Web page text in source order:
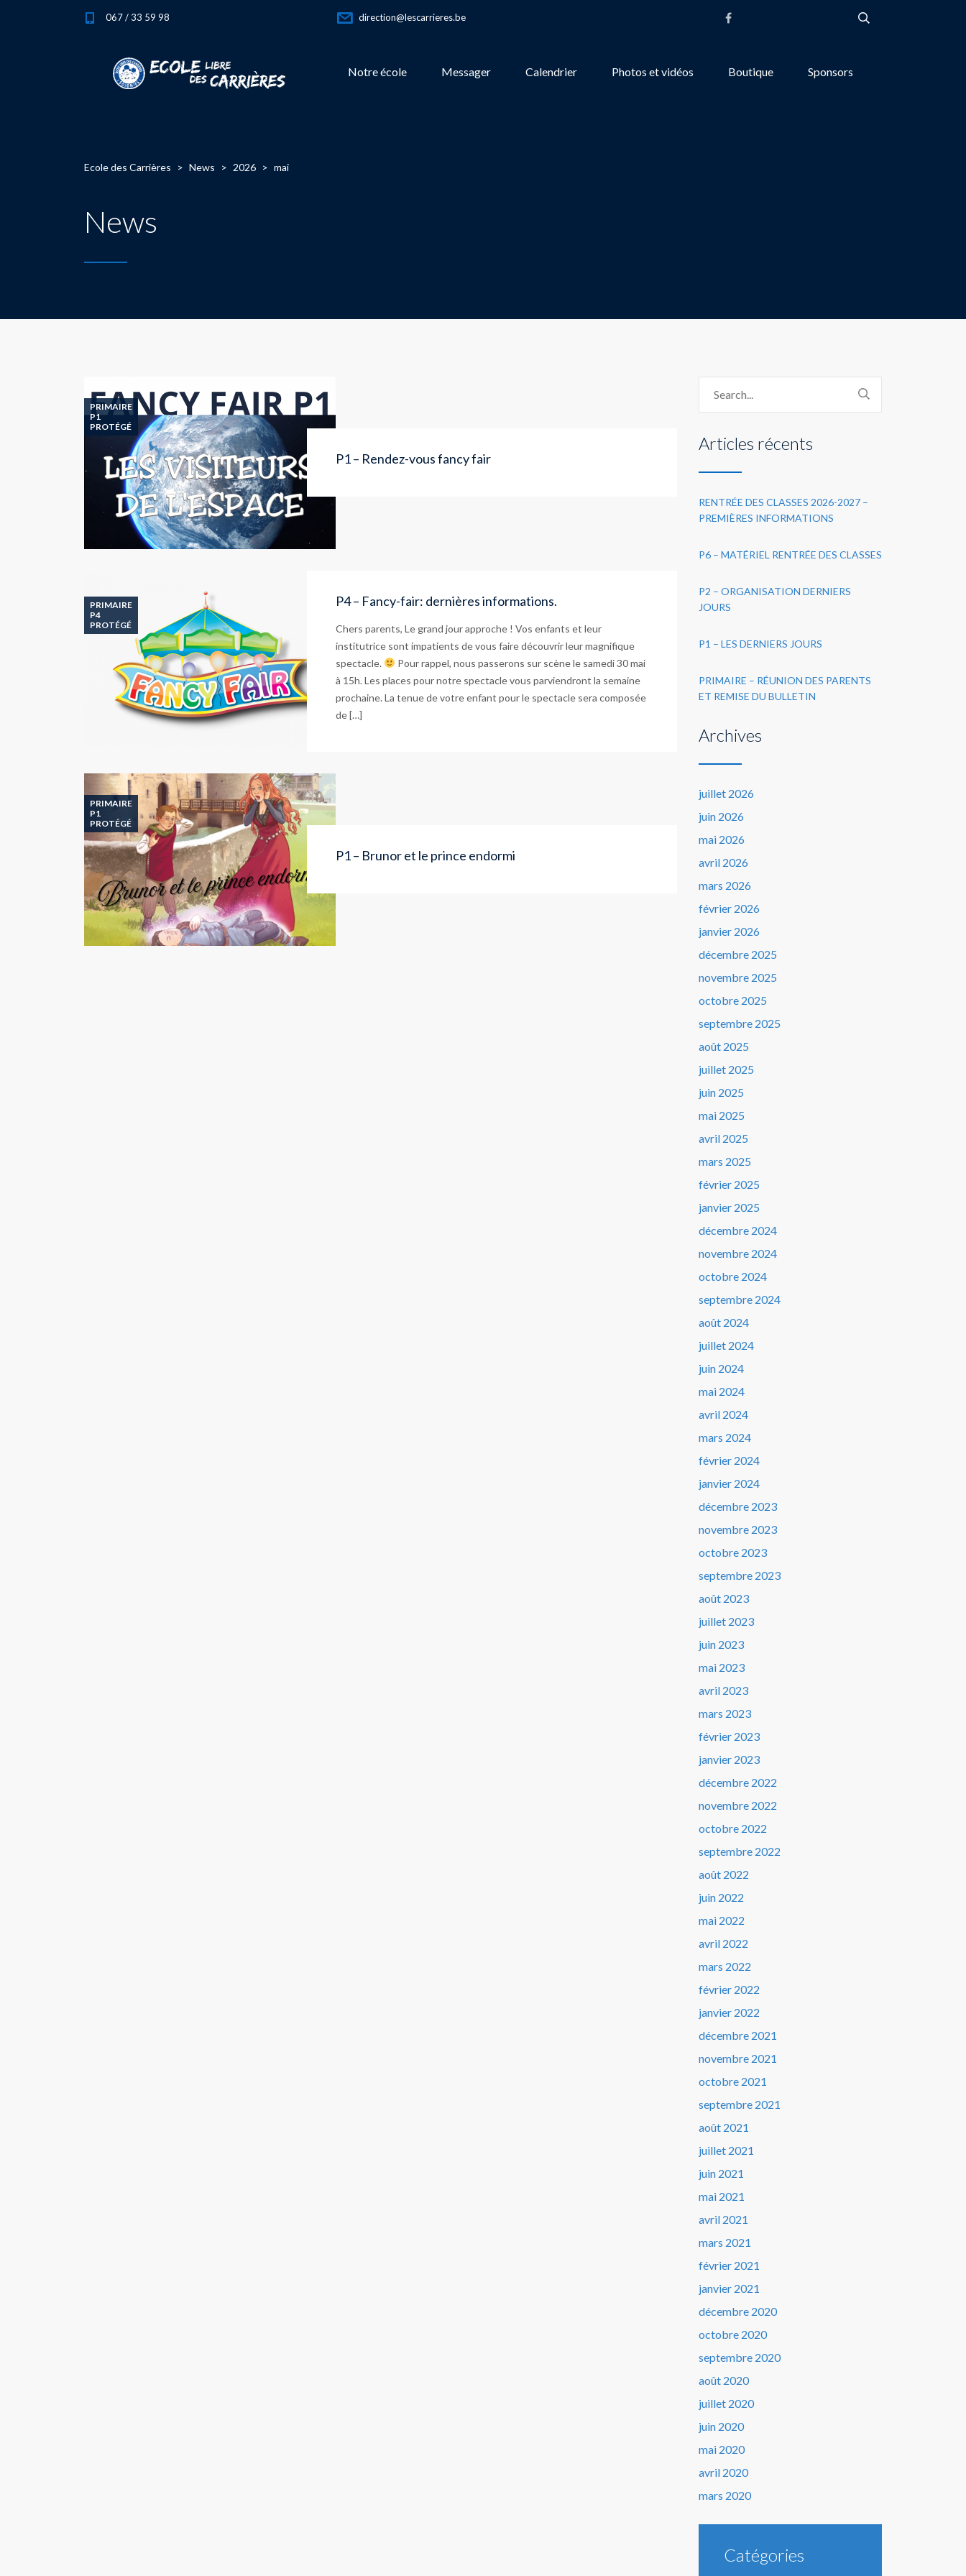
067 / 33 59 98 direction@lescarrieres.be
Notre école Messager Calendrier Photos et vidéos Boutique Sponsors
Ecole des Carrières > News > 2026 > mai
News
PRIMAIRE
P1
PROTÉGÉ
P1 – Rendez-vous fancy fair
PRIMAIRE
P4
PROTÉGÉ
P4 – Fancy-fair: dernières informations.
Chers parents, Le grand jour approche ! Vos enfants et leur
institutrice sont impatients de vous faire découvrir leur magnifique
spectacle.
Pour rappel, nous passerons sur scène le samedi 30 mai
à 15h. Les places pour notre spectacle vous parviendront la semaine
prochaine. La tenue de votre enfant pour le spectacle sera composée
de […]
PRIMAIRE
P1
PROTÉGÉ
P1 – Brunor et le prince endormi
Articles récents
RENTRÉE DES CLASSES 2026-2027 –
PREMIÈRES INFORMATIONS
P6 – MATÉRIEL RENTRÉE DES CLASSES
P2 – ORGANISATION DERNIERS
JOURS
P1 – LES DERNIERS JOURS
PRIMAIRE – RÉUNION DES PARENTS
ET REMISE DU BULLETIN
Archives
juillet 2026
juin 2026
mai 2026
avril 2026
mars 2026
février 2026
janvier 2026
décembre 2025
novembre 2025
octobre 2025
septembre 2025
août 2025
juillet 2025
juin 2025
mai 2025
avril 2025
mars 2025
février 2025
janvier 2025
décembre 2024
novembre 2024
octobre 2024
septembre 2024
août 2024
juillet 2024
juin 2024
mai 2024
avril 2024
mars 2024
février 2024
janvier 2024
décembre 2023
novembre 2023
octobre 2023
septembre 2023
août 2023
juillet 2023
juin 2023
mai 2023
avril 2023
mars 2023
février 2023
janvier 2023
décembre 2022
novembre 2022
octobre 2022
septembre 2022
août 2022
juin 2022
mai 2022
avril 2022
mars 2022
février 2022
janvier 2022
décembre 2021
novembre 2021
octobre 2021
septembre 2021
août 2021
juillet 2021
juin 2021
mai 2021
avril 2021
mars 2021
février 2021
janvier 2021
décembre 2020
octobre 2020
septembre 2020
août 2020
juillet 2020
juin 2020
mai 2020
avril 2020
mars 2020
Catégories